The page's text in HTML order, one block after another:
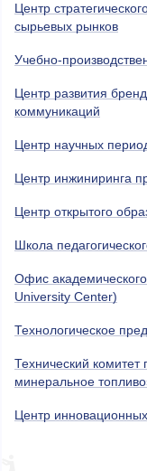
Центр
сырьевых рынков
Учебно-
Центр развития
коммуникаций
Центр научных
Центр инжиниринга
Центр открытого
Школа
Офис
University Center)
Технологическое
Технический
минеральное
Центр